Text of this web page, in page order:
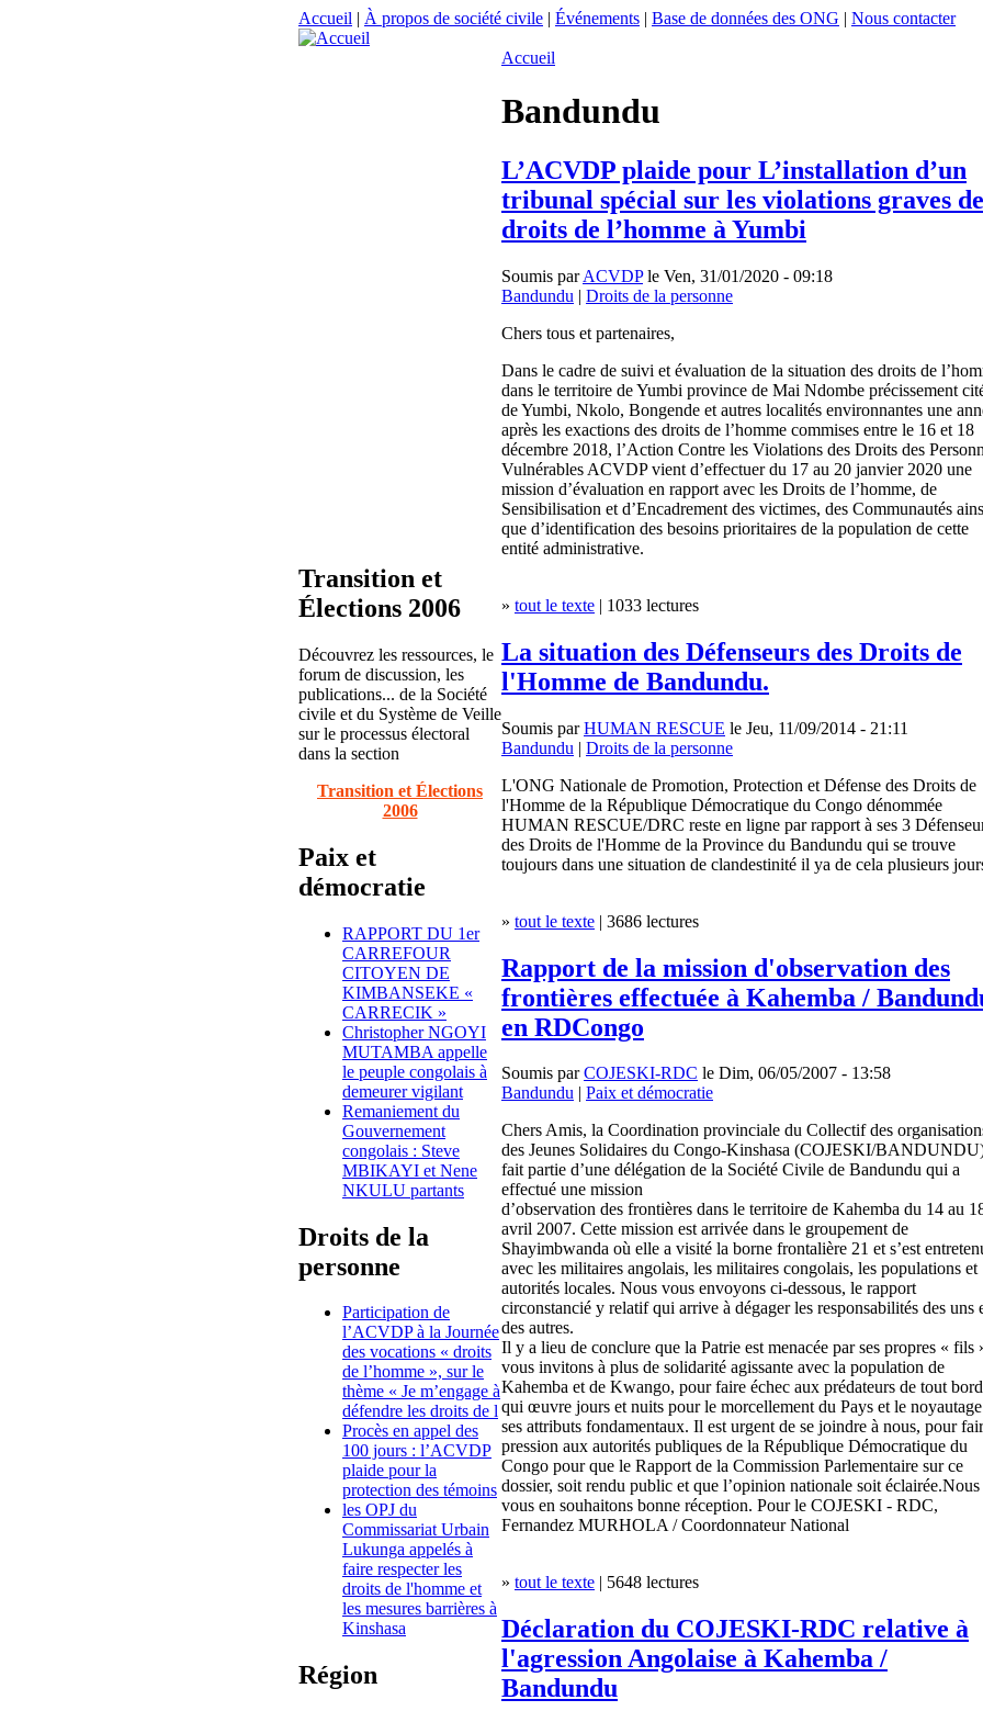
Accueil | À propos de société civile | Événements | Base de données des ONG | Nous contacter
Transition et
Élections 2006
Découvrez les ressources, le
forum de discussion, les
publications... de la Société
civile et du Système de Veille
sur le processus électoral
dans la section
Transition et Élections
2006
Paix et
démocratie
RAPPORT DU 1er
CARREFOUR
CITOYEN DE
KIMBANSEKE «
CARRECIK »
Christopher NGOYI
MUTAMBA appelle
le peuple congolais à
demeurer vigilant
Remaniement du
Gouvernement
congolais : Steve
MBIKAYI et Nene
NKULU partants
Droits de la
personne
Participation de
l’ACVDP à la Journée
des vocations « droits
de l’homme », sur le
thème « Je m’engage à
défendre les droits de l
Procès en appel des
100 jours : l’ACVDP
plaide pour la
protection des témoins
les OPJ du
Commissariat Urbain
Lukunga appelés à
faire respecter les
droits de l'homme et
les mesures barrières à
Kinshasa
Région
Accueil
Bandundu
L’ACVDP plaide pour L’installation d’un
tribunal spécial sur les violations graves
droits de l’homme à Yumbi
Soumis parACVDPle Ven, 31/01/2020 - 09:18
Bandundu | Droits de la personne
Chers tous et partenaires,
Dans le cadre de suivi et évaluation de la situation des droits de
dans le territoire de Yumbi province de Mai Ndombe précissement
de Yumbi, Nkolo, Bongende et autres localités environnantes une
après les exactions des droits de l’homme commises entre le 16 et 18
décembre 2018, l’Action Contre les Violations des Droits des
Vulnérables ACVDP vient d’effectuer du 17 au 20 janvier 2020 une
mission d’évaluation en rapport avec les Droits de l’homme, de
Sensibilisation et d’Encadrement des victimes, des Communautés
que d’identification des besoins prioritaires de la population de cette
entité administrative.
» tout le texte | 1033 lectures
La situation des Défenseurs des Droits de
l'Homme de Bandundu.
Soumis parHUMAN RESCUE le Jeu, 11/09/2014 - 21:11
Bandundu | Droits de la personne
L'ONG Nationale de Promotion, Protection et Défense des Droits de
l'Homme de la République Démocratique du Congo dénommée
HUMAN RESCUE/DRC reste en ligne par rapport à ses 3
des Droits de l'Homme de la Province du Bandundu qui se trouve
toujours dans une situation de clandestinité il ya de cela plusieurs
» tout le texte | 3686 lectures
Rapport de la mission d'observation des
frontières effectuée à Kahemba /
en RDCongo
Soumis parCOJESKI-RDC le Dim, 06/05/2007 - 13:58
Bandundu | Paix et démocratie
Chers Amis, la Coordination provinciale du Collectif des
des Jeunes Solidaires du Congo-Kinshasa (COJESKI/
fait partie d’une délégation de la Société Civile de Bandundu qui a
effectué une mission
d’observation des frontières dans le territoire de Kahemba du 14 au
avril 2007. Cette mission est arrivée dans le groupement de
Shayimbwanda où elle a visité la borne frontalière 21 et s’est
avec les militaires angolais, les militaires congolais, les populations et
autorités locales. Nous vous envoyons ci-dessous, le rapport
circonstancié y relatif qui arrive à dégager les responsabilités des uns
des autres.
Il y a lieu de conclure que la Patrie est menacée par ses propres « fils
vous invitons à plus de solidarité agissante avec la population de
Kahemba et de Kwango, pour faire échec aux prédateurs de tout bord
qui œuvre jours et nuits pour le morcellement du Pays et le
ses attributs fondamentaux. Il est urgent de se joindre à nous, pour
pression aux autorités publiques de la République Démocratique du
Congo pour que le Rapport de la Commission Parlementaire sur ce
dossier, soit rendu public et que l’opinion nationale soit éclairée.Nous
vous en souhaitons bonne réception. Pour le COJESKI - RDC,
Fernandez MURHOLA / Coordonnateur National
» tout le texte | 5648 lectures
Déclaration du COJESKI-RDC relative à
l'agression Angolaise à Kahemba /
Bandundu